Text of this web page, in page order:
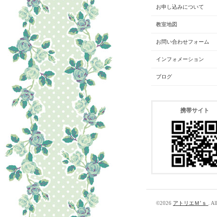
お申し込みについて
教室地図
お問い合わせフォーム
インフォメーション
ブログ
携帯サイト
©2026 アトリエＭ’ｓ .